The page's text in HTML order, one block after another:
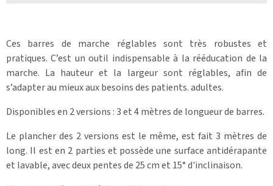
Ces barres de marche réglables sont très robustes et
pratiques. C’est un outil indispensable à la rééducation de la
marche. La hauteur et la largeur sont réglables, afin de
s’adapter au mieux aux besoins des patients. adultes.
Disponibles en 2 versions : 3 et 4 mètres de longueur de barres.
Le plancher des 2 versions est le même, est fait 3 mètres de
long. Il est en 2 parties et possède une surface antidérapante
et lavable, avec deux pentes de 25 cm et 15° d'inclinaison.